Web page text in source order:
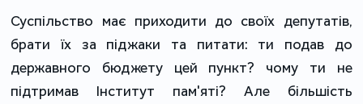
Суспільство має приходити до своїх депутатів,
брати їх за піджаки та питати: ти подав до
державного бюджету цей пункт? чому ти не
підтримав Інститут пам'яті? Але більшість